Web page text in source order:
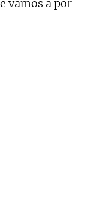
vamos a por